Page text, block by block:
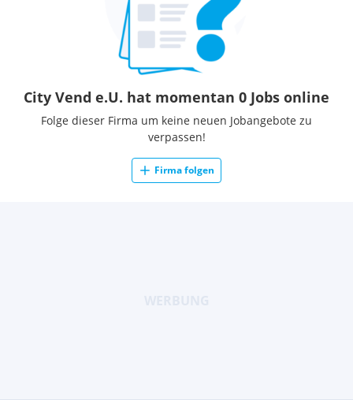
City Vend e.U. hat momentan 0 Jobs online
Folge dieser Firma um keine neuen Jobangebote zu
verpassen!
Firma folgen